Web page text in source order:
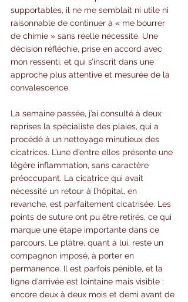
supportables, il ne me semblait ni utile ni
raisonnable de continuer à « me bourrer
de chimie » sans réelle nécessité. Une
décision réfléchie, prise en accord avec
mon ressenti, et qui s’inscrit dans une
approche plus attentive et mesurée de la
convalescence.
La semaine passée, j’ai consulté à deux
reprises la spécialiste des plaies, qui a
procédé à un nettoyage minutieux des
cicatrices. L’une d’entre elles présente une
légère inflammation, sans caractère
préoccupant. La cicatrice qui avait
nécessité un retour à l’hôpital, en
revanche, est parfaitement cicatrisée. Les
points de suture ont pu être retirés, ce qui
marque une étape importante dans ce
parcours. Le plâtre, quant à lui, reste un
compagnon imposé, à porter en
permanence. Il est parfois pénible, et la
ligne d’arrivée est lointaine mais visible :
encore deux à deux mois et demi avant de